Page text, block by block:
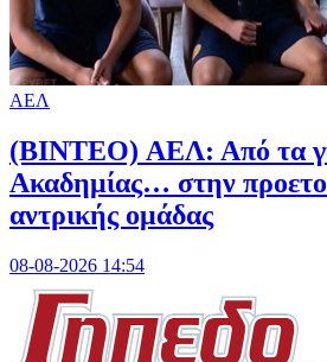
ΑΕΛ
(BINTEO) ΑΕΛ: Από τα
Ακαδημίας… στην
αντρικής ομάδας
08-08-2026 14:54